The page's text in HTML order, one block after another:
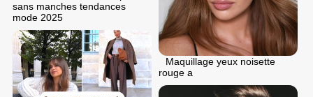
sans manches tendances
mode 2025
Maquillage yeux noisette
rouge a